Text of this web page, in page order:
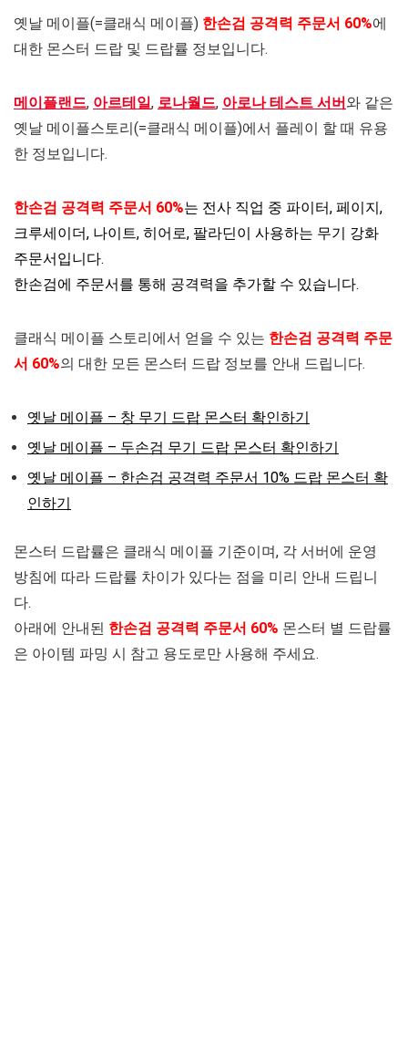
옛날 메이플(=클래식 메이플) 한손검 공격력 주문서 60%에
대한 몬스터 드랍 및 드랍률 정보입니다.
메이플랜드, 아르테일, 로나월드, 아로나 테스트 서버와 같은
옛날 메이플스토리(=클래식 메이플)에서 플레이 할 때 유용
한 정보입니다.
한손검 공격력 주문서 60%는 전사 직업 중 파이터, 페이지,
크루세이더, 나이트, 히어로, 팔라딘이 사용하는 무기 강화
주문서입니다.
한손검에 주문서를 통해 공격력을 추가할 수 있습니다.
클래식 메이플 스토리에서 얻을 수 있는 한손검 공격력 주문
서 60%의 대한 모든 몬스터 드랍 정보를 안내 드립니다.
옛날 메이플 – 창 무기 드랍 몬스터 확인하기
옛날 메이플 – 두손검 무기 드랍 몬스터 확인하기
옛날 메이플 – 한손검 공격력 주문서 10% 드랍 몬스터 확
인하기
몬스터 드랍률은 클래식 메이플 기준이며, 각 서버에 운영
방침에 따라 드랍률 차이가 있다는 점을 미리 안내 드립니
다.
아래에 안내된 한손검 공격력 주문서 60% 몬스터 별 드랍률
은 아이템 파밍 시 참고 용도로만 사용해 주세요.